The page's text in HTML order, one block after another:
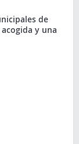
de
y una